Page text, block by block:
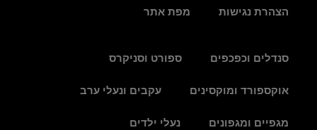
הצהרת נגישות מפת אתר
סנדלים וכפכפים ספורט וסניקרס
אוקספורד ומוקסינים עקבים ונעלי ערב
מגפיים ומגפונים נעלי ילדים